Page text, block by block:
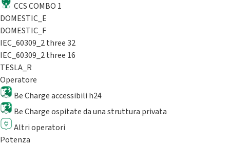
CCS COMBO 1
DOMESTIC_E
DOMESTIC_F
IEC_60309_2 three 32
IEC_60309_2 three 16
TESLA_R
Operatore
Be Charge accessibili h24
Be Charge ospitate da una struttura privata
Altri operatori
Potenza